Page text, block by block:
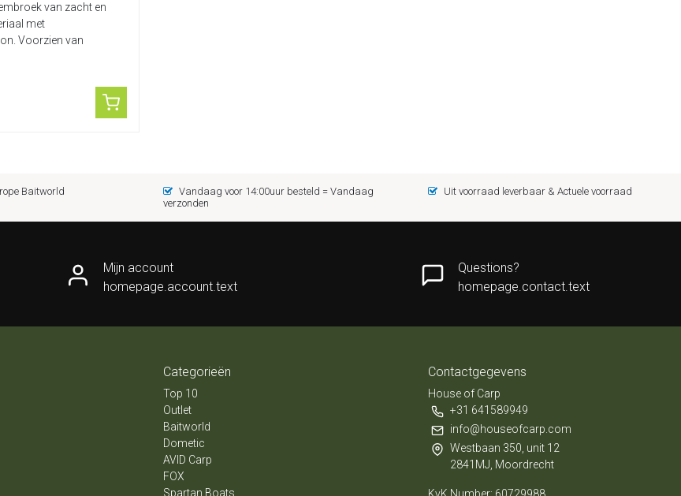
van zacht en
met
Voorzien van
Baitworld
Vandaag voor 14:00uur besteld = Vandaag
verzonden
Uit voorraad leverbaar & Actuele voorraad
Mijn account
homepage.account.text
Questions?
homepage.contact.text
Categorieën
Top 10
Outlet
Baitworld
Dometic
AVID Carp
FOX
Spartan Boats
Contactgegevens
House of Carp
+31 641589949
info@houseofcarp.com
Westbaan 350, unit 12
2841MJ, Moordrecht